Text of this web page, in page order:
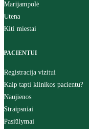
Marijampolė
Utena
Kiti miestai
PACIENTUI
Registracija vizitui
Kaip tapti klinikos pacientu?
Naujienos
Straipsniai
Pasiūlymai